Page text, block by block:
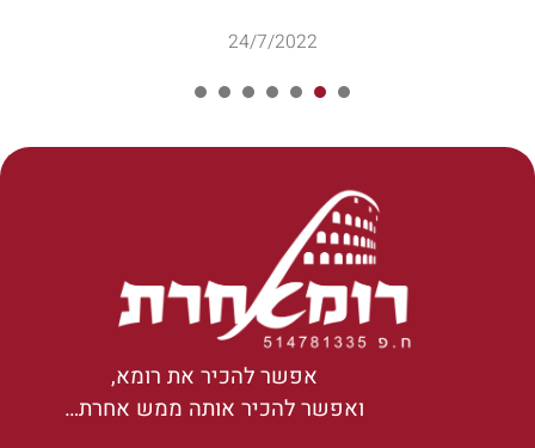
24/7/2022
אפשר להכיר את רומא,
ואפשר להכיר אותה ממש אחרת…